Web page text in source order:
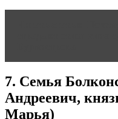
7. Семья
Андреевич,
Марья)